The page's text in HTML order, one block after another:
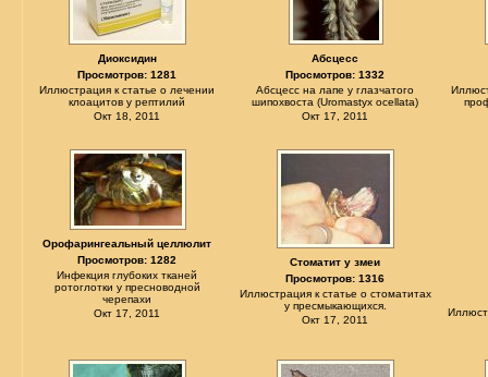
Диоксидин
Просмотров: 1281
Иллюстрация к статье о лечении
клоацитов у рептилий
Окт 18, 2011
Абсцесс
Просмотров: 1332
Абсцесс на лапе у глазчатого
шипохвоста (Uromastyx ocellata)
Окт 17, 2011
Орофарингеальный целлюлит
Просмотров: 1282
Инфекция глубоких тканей
ротоглотки у пресноводной
черепахи
Окт 17, 2011
Стоматит у змеи
Просмотров: 1316
Иллюстрация к статье о стоматитах
у пресмыкающихся.
Окт 17, 2011